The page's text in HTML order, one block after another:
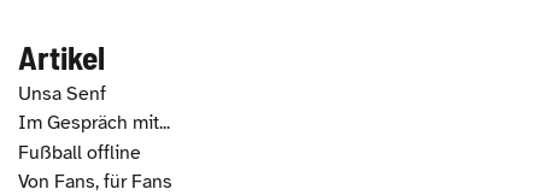
Artikel
Unsa Senf
Im Gespräch mit...
Fußball offline
Von Fans, für Fans